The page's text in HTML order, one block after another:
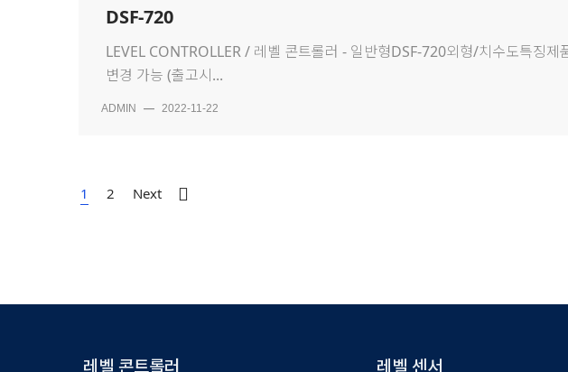
DSF-720
LEVEL CONTROLLER / 레벨 콘트롤러 - 일반형DSF-720외형/치수도특징제
변경 가능 (출고시...
ADMIN — 2022-11-22
1 2 Next
레벨 콘트롤러 레벨 센서